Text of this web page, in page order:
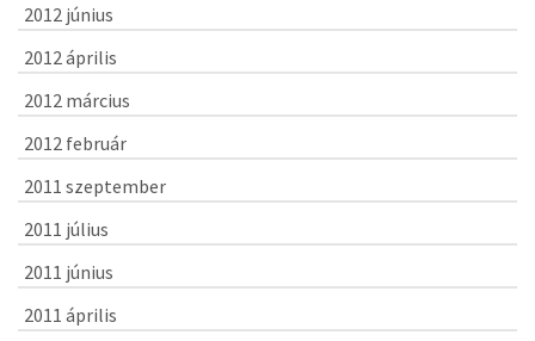
2012 június
2012 április
2012 március
2012 február
2011 szeptember
2011 július
2011 június
2011 április